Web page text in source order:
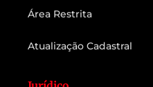
Área Restrita
Atualização Cadastral